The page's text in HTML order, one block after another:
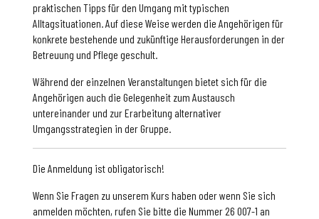
praktischen Tipps für den Umgang mit typischen
Alltagsituationen. Auf diese Weise werden die Angehörigen für
konkrete bestehende und zukünftige Herausforderungen in der
Betreuung und Pflege geschult.
Während der einzelnen Veranstaltungen bietet sich für die
Angehörigen auch die Gelegenheit zum Austausch
untereinander und zur Erarbeitung alternativer
Umgangsstrategien in der Gruppe.
Die Anmeldung ist obligatorisch!
Wenn Sie Fragen zu unserem Kurs haben oder wenn Sie sich
anmelden möchten, rufen Sie bitte die Nummer 26 007-1 an